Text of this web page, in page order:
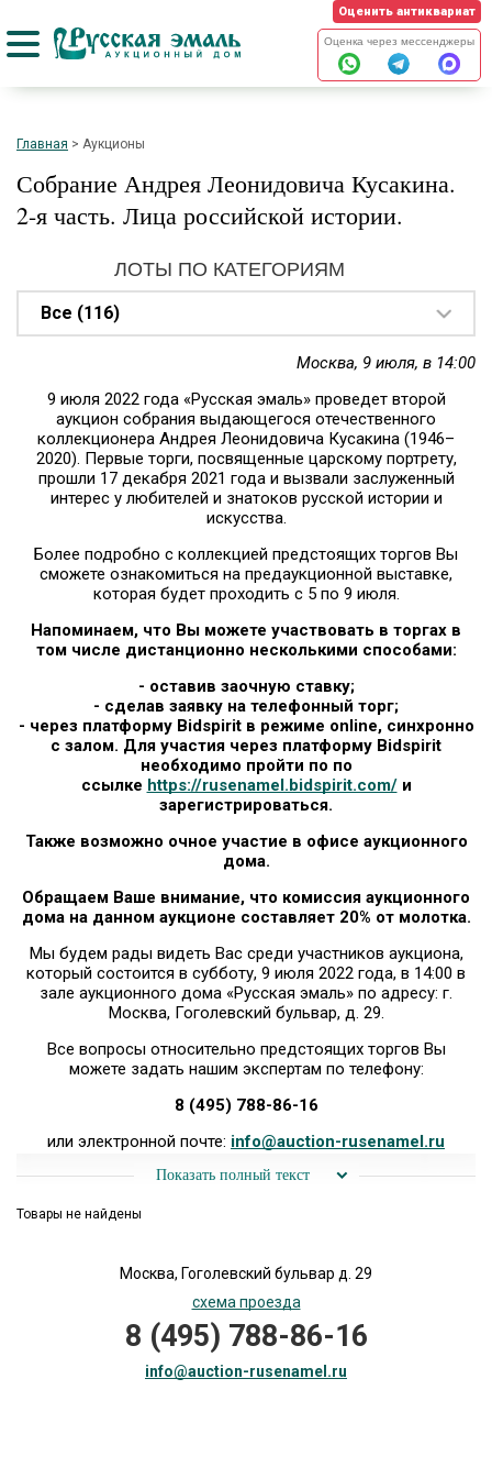
Оценить антиквариат
Оценка через мессенджеры
Главная > Аукционы
Собрание Андрея Леонидовича Кусакина.
2-я часть. Лица российской истории.
ЛОТЫ ПО КАТЕГОРИЯМ
Все (116)
Москва, 9 июля, в 14:00
9 июля 2022 года «Русская эмаль» проведет второй
аукцион собрания выдающегося отечественного
коллекционера Андрея Леонидовича Кусакина (1946–
2020). Первые торги, посвященные царскому портрету,
прошли 17 декабря 2021 года и вызвали заслуженный
интерес у любителей и знатоков русской истории и
искусства.
Более подробно с коллекцией предстоящих торгов Вы
сможете ознакомиться на предаукционной выставке,
которая будет проходить с 5 по 9 июля.
Напоминаем, что Вы можете участвовать в торгах в
том числе дистанционно несколькими способами:
- оставив заочную ставку;
- сделав заявку на телефонный торг;
- через платформу Bidspirit в режиме online, синхронно
с залом. Для участия через платформу Bidspirit
необходимо пройти по по
ссылке https://rusenamel.bidspirit.com/и
зарегистрироваться.
Также возможно очное участие в офисе аукционного
дома.
Обращаем Ваше внимание, что комиссия аукционного
дома на данном аукционе составляет 20% от молотка.
Мы будем рады видеть Вас среди участников аукциона,
который состоится в субботу, 9 июля 2022 года, в 14:00 в
зале аукционного дома «Русская эмаль» по адресу: г.
Москва, Гоголевский бульвар, д. 29.
Все вопросы относительно предстоящих торгов Вы
можете задать нашим экспертам по телефону:
8 (495) 788-86-16
или электронной почте: info@auction-rusenamel.ru
Показать полный текст
Товары не найдены
Москва, Гоголевский бульвар д. 29
схема проезда
8 (495) 788-86-16
info@auction-rusenamel.ru